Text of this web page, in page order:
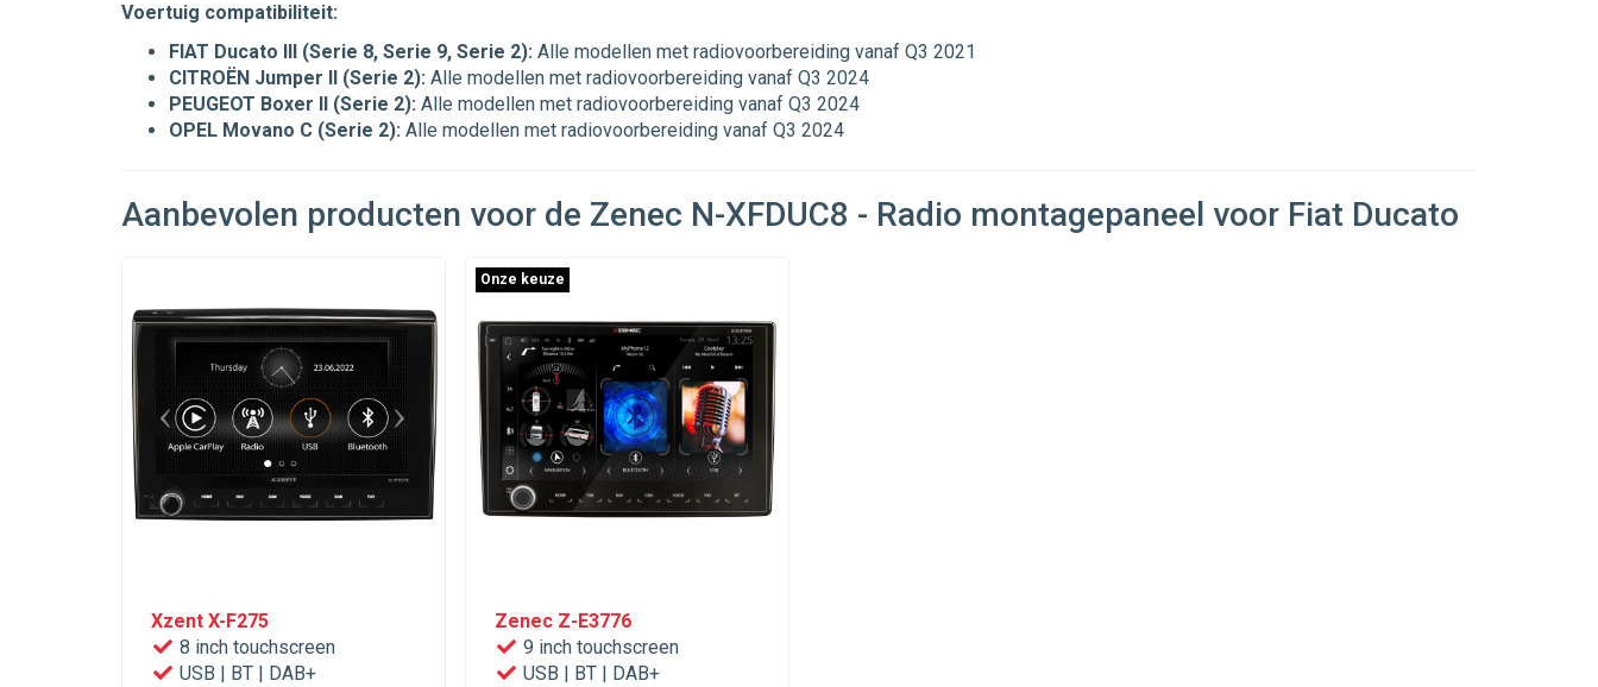
Voertuig compatibiliteit:
FIAT Ducato III (Serie 8, Serie 9, Serie 2): Alle modellen met radiovoorbereiding vanaf Q3 2021
CITROËN Jumper II (Serie 2): Alle modellen met radiovoorbereiding vanaf Q3 2024
PEUGEOT Boxer II (Serie 2): Alle modellen met radiovoorbereiding vanaf Q3 2024
OPEL Movano C (Serie 2): Alle modellen met radiovoorbereiding vanaf Q3 2024
Aanbevolen producten voor de Zenec N-XFDUC8 - Radio montagepaneel voor Fiat Ducato
Xzent X-F275
8 inch touchscreen
USB | BT | DAB+
Onze keuze
Zenec Z-E3776
9 inch touchscreen
USB | BT | DAB+